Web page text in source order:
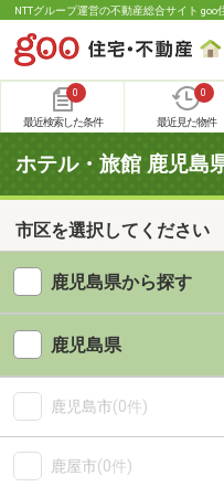
NTTグループ運営の不動産総合サイト goo
0
最近検索した条件
0
最近見た物件
ホテル・旅館 鹿児島
市区を選択してください
鹿児島県から探す
鹿児島県
鹿児島市(0件)
鹿屋市(0件)